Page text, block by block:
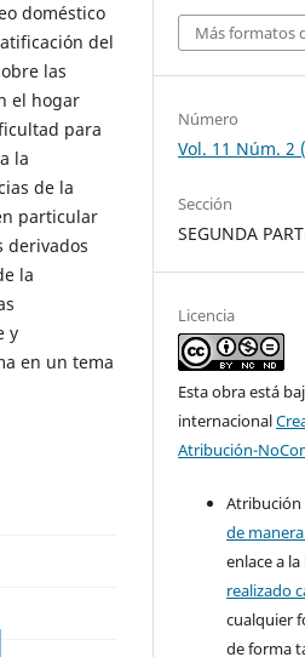
doméstico
del
las
el hogar
para
la
de la
particular
derivados
la
y
en un tema
Más formatos
Número
Vol. 11 Núm. 2
Sección
SEGUNDA
Licencia
Esta obra está
internacional
Atribución-
de
enlace a la
realizado
cualquier
de forma